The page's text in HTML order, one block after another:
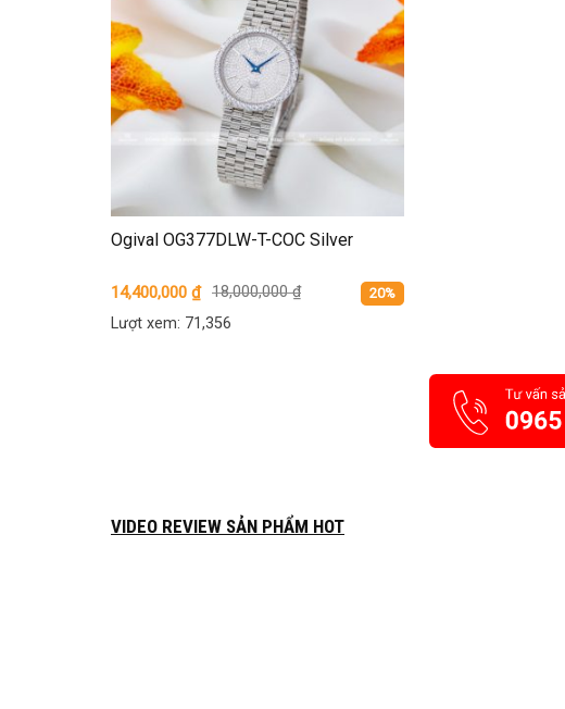
Ogival OG377DLW-T-COC Silver
14,400,000 ₫ 18,000,000₫ 20%
Lượt xem: 71,356
VIDEO REVIEW SẢN PHẨM HOT